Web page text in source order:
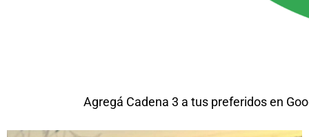
Agregá Cadena 3 a tus preferidos en